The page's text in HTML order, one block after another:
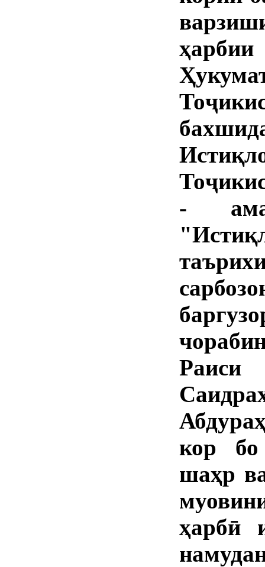
-
кор
шаҳр
ҳарбӣ